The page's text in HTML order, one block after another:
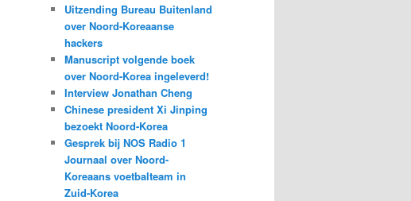
n
Uitzending Bureau Buitenland
over Noord-Koreaanse
hackers
Manuscript volgende boek
over Noord-Korea ingeleverd!
Interview Jonathan Cheng
Chinese president Xi Jinping
bezoekt Noord-Korea
Gesprek bij NOS Radio 1
Journaal over Noord-
Koreaans voetbalteam in
Zuid-Korea